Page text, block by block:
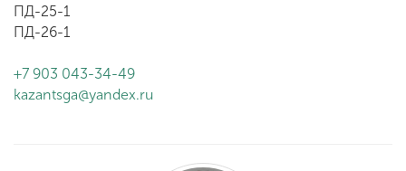
ПД-25-1
ПД-26-1
+7 903 043-34-49
kazantsga@yandex.ru